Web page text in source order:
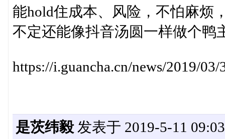
能hold住成本、风险，不怕麻烦
不定还能像抖音汤圆一样做个鸭
https://i.guancha.cn/news/2019/
是茨纬毅发表于 2019-5-11